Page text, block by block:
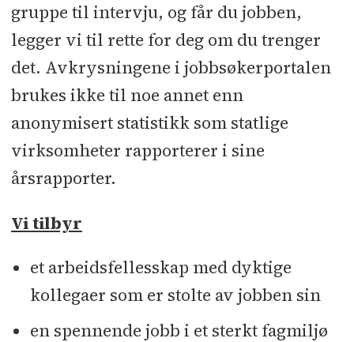
gruppe til intervju, og får du jobben,
legger vi til rette for deg om du trenger
det. Avkrysningene i jobbsøkerportalen
brukes ikke til noe annet enn
anonymisert statistikk som statlige
virksomheter rapporterer i sine
årsrapporter.
Vi tilbyr
et arbeidsfellesskap med dyktige
kollegaer som er stolte av jobben sin
en spennende jobb i et sterkt fagmiljø